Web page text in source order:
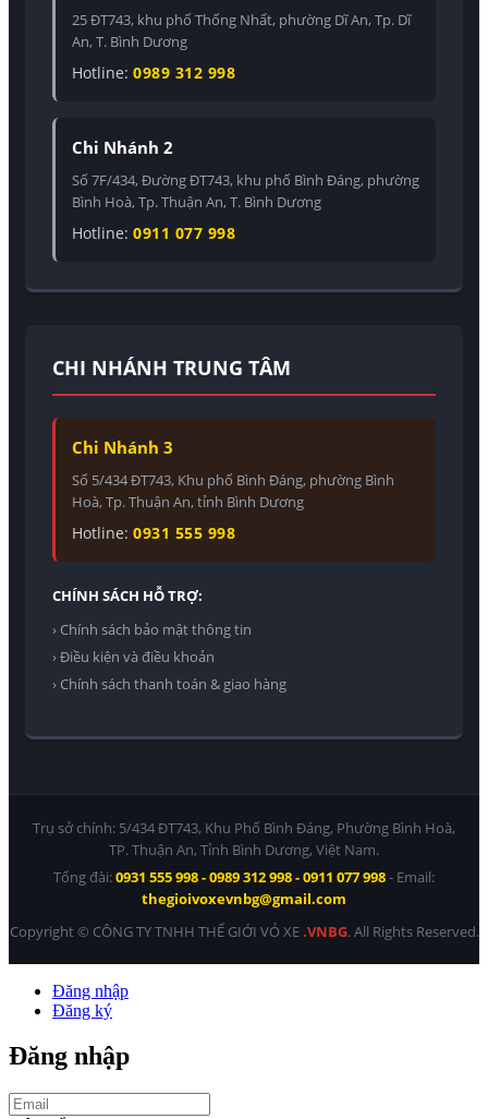
25 ĐT743, khu phố Thống Nhất, phường Dĩ An, Tp. Dĩ
An, T. Bình Dương
Hotline: 0989 312 998
Chi Nhánh 2
Số 7F/434, Đường ĐT743, khu phố Bình Đáng, phường
Bình Hoà, Tp. Thuận An, T. Bình Dương
Hotline: 0911 077 998
CHI NHÁNH TRUNG TÂM
Chi Nhánh 3
Số 5/434 ĐT743, Khu phố Bình Đáng, phường Bình
Hoà, Tp. Thuận An, tỉnh Bình Dương
Hotline: 0931 555 998
CHÍNH SÁCH HỖ TRỢ:
› Chính sách bảo mật thông tin
› Điều kiện và điều khoản
› Chính sách thanh toán & giao hàng
Trụ sở chính: 5/434 ĐT743, Khu Phố Bình Đáng, Phường Bình Hoà,
TP. Thuận An, Tỉnh Bình Dương, Việt Nam.
Tổng đài:0931 555 998 - 0989 312 998 - 0911 077 998- Email:
thegioivoxevnbg@gmail.com
Copyright © CÔNG TY TNHH THẾ GIỚI VỎ XE.VNBG. All Rights Reserved.
Đăng nhập
Đăng ký
Đăng nhập